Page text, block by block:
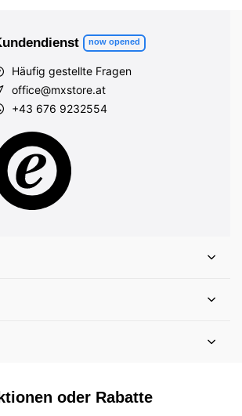
now opened
Häufig gestellte Fragen
office@mxstore.at
+43 676 9232554
oder Rabatte